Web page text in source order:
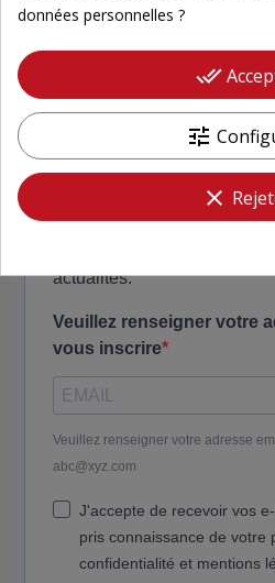
Tous les
Newsletter
actualités.
Veuillez renseigner votre
vous inscrire
Veuillez renseigner votre adresse
abc@xyz.com
J'accepte de recevoir vos
pris connaissance de votre
confidentialité et mentions
données personnelles ?
done_all
tune
clear